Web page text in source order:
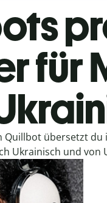
für
Quillbot übersetzt du
Ukrainisch und von